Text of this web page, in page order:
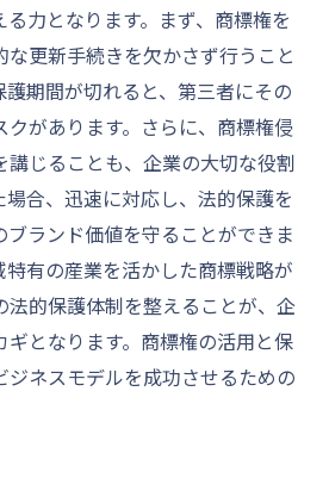
力となります。まず、商標権を
更新手続きを欠かさず行うこと
期間が切れると、第三者にその
があります。さらに、商標権侵
じることも、企業の大切な役割
合、迅速に対応し、法的保護を
ランド価値を守ることができま
有の産業を活かした商標戦略が
法的保護体制を整えることが、企
ギとなります。商標権の活用と保
ネスモデルを成功させるための